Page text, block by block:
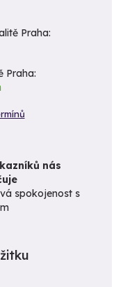
Praha:
Praha:
nás
spokojenost s